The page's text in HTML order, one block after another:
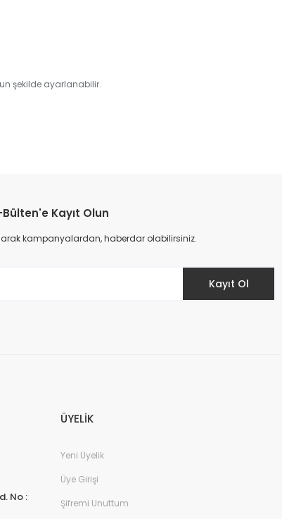
şekilde ayarlanabilir.
Bülten'e Kayıt Olun
kampanyalardan, haberdar olabilirsiniz.
Kayıt Ol
No :
ÜYELİK
Yeni Üyelik
Üye Girişi
Şifremi Unuttum